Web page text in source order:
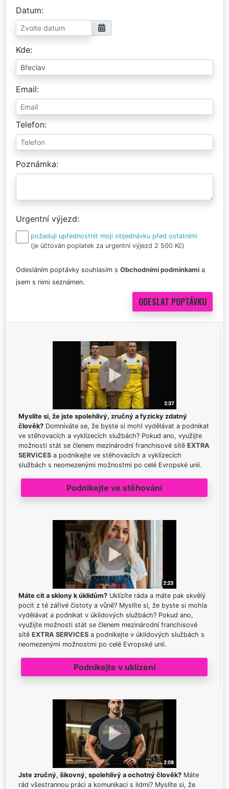
Datum
Kde
Email
Telefon
Poznámka
Urgentní výjezd
požaduji upřednostnit moji objednávku před ostatními
(je účtován poplatek za urgentní výjezd 2 500 Kč)
Odesláním poptávky souhlasím s Obchodními podmínkami a
jsem s nimi seznámen.
Myslíte si, že jste spolehlivý, zručný a fyzicky zdatný
člověk? Domníváte se, že byste si mohl vydělávat a podnikat
ve stěhovacích a vyklízecích službách? Pokud ano, využijte
možnosti stát se členem mezinárodní franchisové sítě EXTRA
SERVICES a podnikejte ve stěhovacích a vyklízecích
službách s neomezenými možnostmi po celé Evropské unii.
Podnikejte ve stěhování
Máte cit a sklony k úklidům? Uklízíte ráda a máte pak skvělý
pocit z té zářivé čistoty a vůně? Myslíte si, že byste si mohla
vydělávat a podnikat v úklidových službách? Pokud ano,
využijte možnosti stát se členem mezinárodní franchisové
sítě EXTRA SERVICES a podnikejte v úklidových službách s
neomezenými možnostmi po celé Evropské unii.
Podnikejte v uklízení
Jste zručný, šikovný, spolehlivý a ochotný člověk? Máte
rád všestrannou práci a komunikaci s lidmi? Myslíte si, že